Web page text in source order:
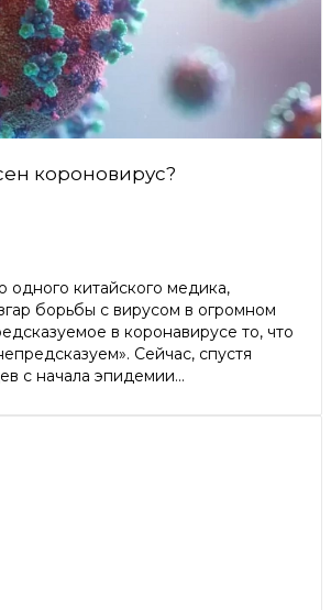
короновирус?
одного китайского медика,
борьбы с вирусом в огромном
в коронавирусе то, что
Сейчас, спустя
с начала эпидемии...